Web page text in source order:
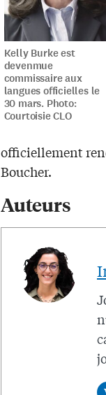
Kelly Burke est
devenmue
commissaire aux
langues officielles le
30 mars. Photo:
Courtoisie CLO
officiellement
Boucher.
Auteurs